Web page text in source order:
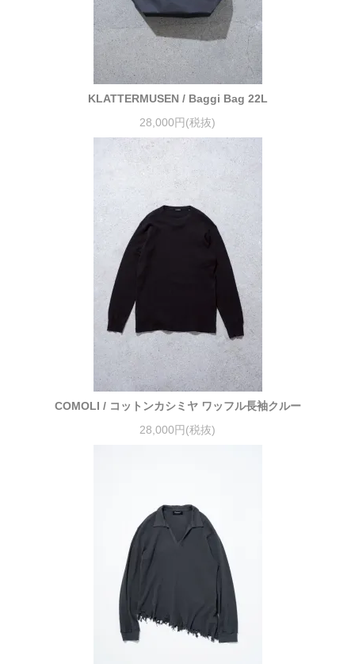
KLATTERMUSEN / Baggi Bag 22L
28,000円(税抜)
COMOLI / コットンカシミヤ ワッフル長袖クルー
28,000円(税抜)